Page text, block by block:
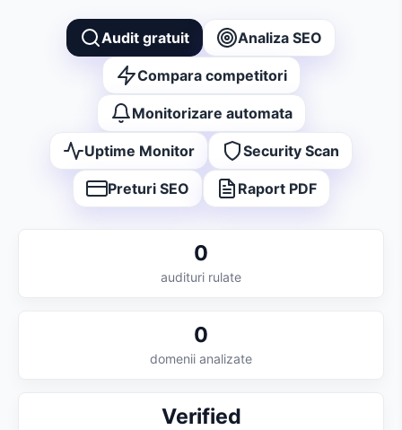
Audit gratuit Analiza SEO
Compara competitori
Monitorizare automata
Uptime Monitor Security Scan
Preturi SEO Raport PDF
0
audituri rulate
0
domenii analizate
Verified